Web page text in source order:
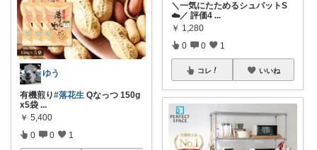
ゆう
有機煎り#落花生 Qなっつ 150g
x5袋 ...
￥ 5,400
0 0 1
＼一気にたためるシュパットS
☁️／ 評価4 ...
￥ 1,280
0 0 1
コレ いいね